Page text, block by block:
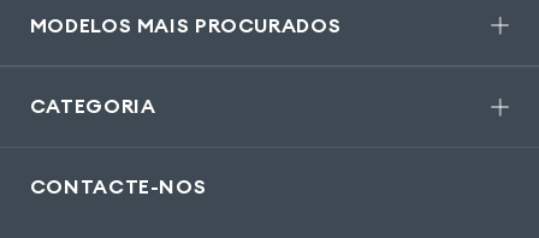
MODELOS MAIS PROCURADOS
CATEGORIA
CONTACTE-NOS